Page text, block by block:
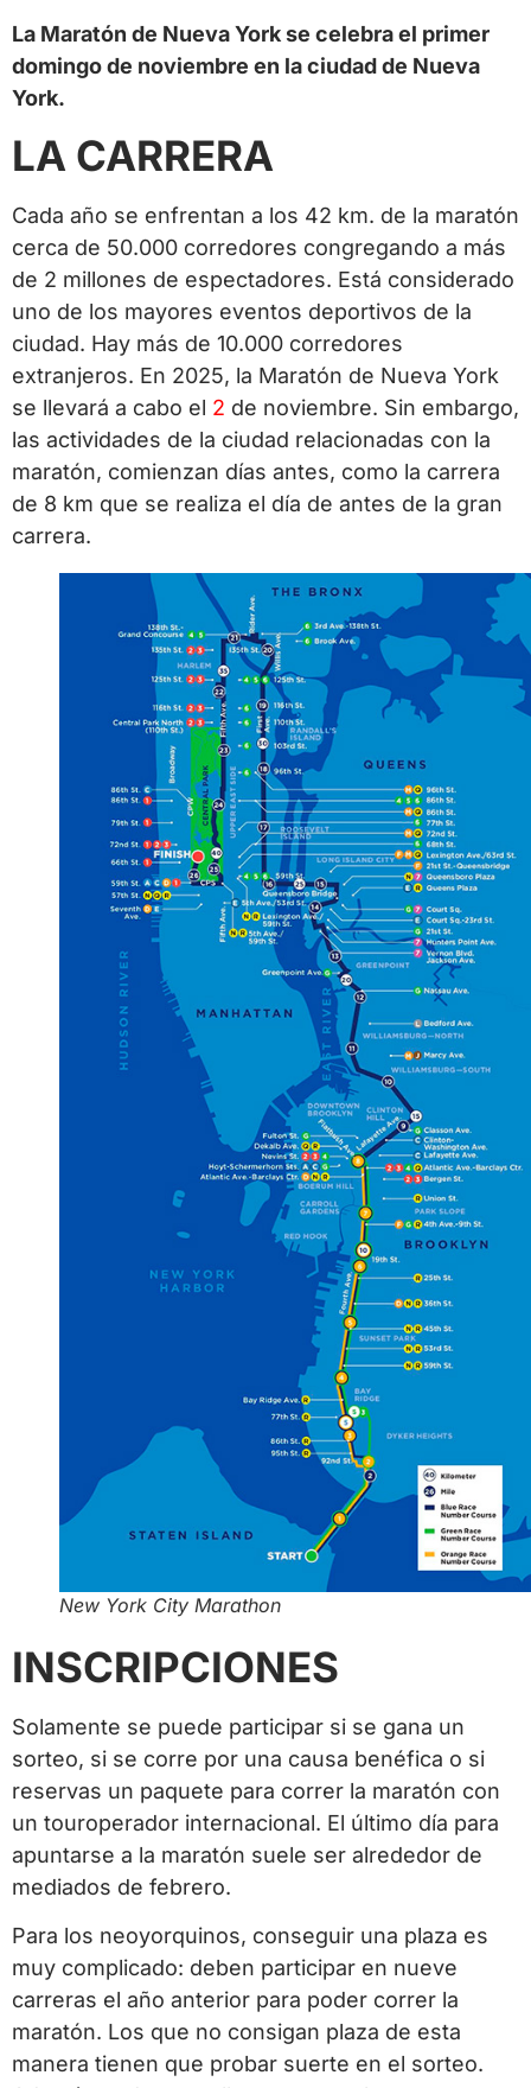
La Maratón de Nueva York se celebra el primer
domingo de noviembre en la ciudad de Nueva
York.
LA CARRERA
Cada año se enfrentan a los 42 km. de la maratón
cerca de 50.000 corredores congregando a más
de 2 millones de espectadores. Está considerado
uno de los mayores eventos deportivos de la
ciudad. Hay más de 10.000 corredores
extranjeros. En 2025, la Maratón de Nueva York
se llevará a cabo el 2 de noviembre. Sin embargo,
las actividades de la ciudad relacionadas con la
maratón, comienzan días antes, como la carrera
de 8 km que se realiza el día de antes de la gran
carrera.
New York City Marathon
INSCRIPCIONES
Solamente se puede participar si se gana un
sorteo, si se corre por una causa benéfica o si
reservas un paquete para correr la maratón con
un touroperador internacional. El último día para
apuntarse a la maratón suele ser alrededor de
mediados de febrero.
Para los neoyorquinos, conseguir una plaza es
muy complicado: deben participar en nueve
carreras el año anterior para poder correr la
maratón. Los que no consigan plaza de esta
manera tienen que probar suerte en el sorteo.